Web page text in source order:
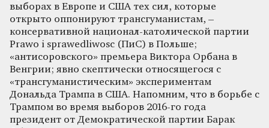
выборах в Европе и США тех сил, которые
открыто оппонируют трансгуманистам, –
консервативной национал-католической партии
Prawo i sprawedliwosc (ПиС) в Польше;
«антисоровского» премьера Виктора Орбана в
Венгрии; явно скептически относящегося с
«трансгуманистическим» экспериментам
Дональда Трампа в США. Напомним, что в борьбе с
Трампом во время выборов 2016-го года
президент от Демократической партии Барак